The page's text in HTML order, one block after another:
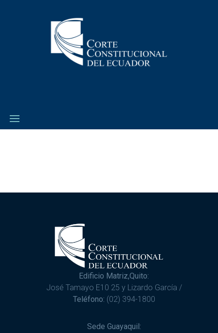
Edificio Matriz,Quito:
José Tamayo E10 25 y Lizardo García /
Teléfono: (02) 394-1800
Sede Guayaquil: